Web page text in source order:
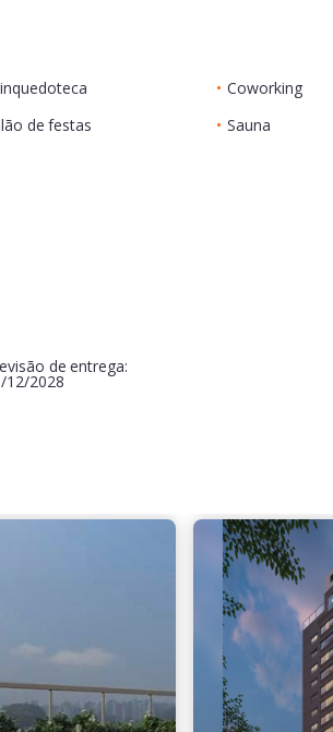
• Coworking
de festas • Sauna
de entrega:
12/2028